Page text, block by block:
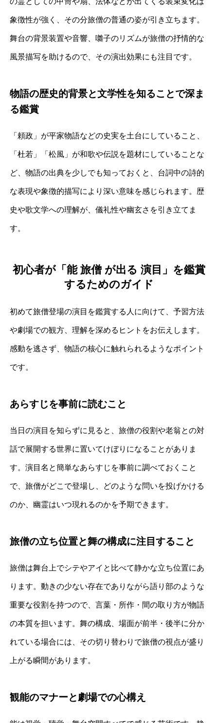
象徴性が強く、その分旅僧の普通の姿が引き立ちます。
舞台の背景装置や音響、囃子のリズムが旅僧の抒情的な
風景描写を助けるので、その演出効果にも注目です。
物語の歴史的背景と文学性を知ることで深ま
る鑑賞
「頼政」が平家物語などの史実を土台にしていること、
「杜若」「松風」が和歌や伝説を題材にしていることな
ど、物語の出典を少しでも知っておくと、台詞中の詩的
な表現や象徴的描写により深い意味を感じられます。歴
史や歌文学への理解が、儀礼性や幽玄さを引き立てま
す。
初心者が「能 旅僧 が出る 演目」を鑑賞
するためのガイド
初めて旅僧登場の演目を鑑賞する人に向けて、予習方法
や劇場での観方、理解を深めるヒントをお伝えします。
感動を逃さず、物語の核心に触れられるようなポイント
です。
あらすじを事前に読むこと
当日の演目を知らずに見ると、旅僧の役割や老翁との対
話で展開する世界に置いてけぼりになることがありま
す。演目名と簡単なあらすじを事前に調べておくこと
で、旅僧がどこで登場し、どのような問いを投げかける
のか、幽霊はいつ現れるのかを予期できます。
旅僧の立ち位置と舞の構成に注目すること
旅僧は舞台上でシテやアイと比べて静かな立ち位置にあ
ります。動きの少ない存在でありながら語り部のような
重要な役割を持つので、言葉・所作・間の取り方が物語
の本質を担います。舞の構成、場面が前半・後半に分か
れている場合には、その切り替わりで旅僧の視点が盛り
上がる瞬間があります。
観能のマナーと劇場での心構え